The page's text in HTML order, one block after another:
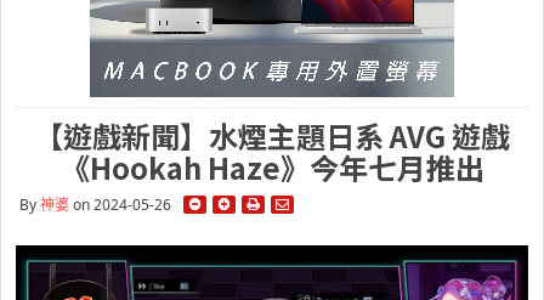
【遊戲新聞】水煙主題日系 AVG 遊戲
《Hookah Haze》今年七月推出
By神婆on 2024-05-26